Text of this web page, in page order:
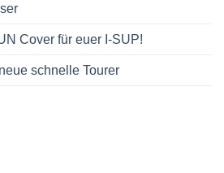
Cover für euer I-SUP!
schnelle Tourer